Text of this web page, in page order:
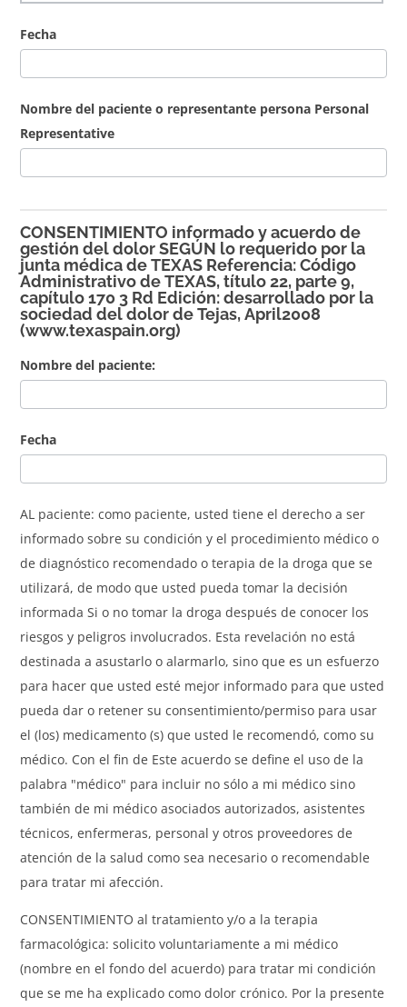
Fecha
Nombre del paciente o representante persona Personal
Representative
CONSENTIMIENTO informado y acuerdo de
gestión del dolor SEGÚN lo requerido por la
junta médica de TEXAS Referencia: Código
Administrativo de TEXAS, título 22, parte 9,
capítulo 170 3 Rd Edición: desarrollado por la
sociedad del dolor de Tejas, April2008
(www.texaspain.org)
Nombre del paciente:
Fecha
AL paciente: como paciente, usted tiene el derecho a ser
informado sobre su condición y el procedimiento médico o
de diagnóstico recomendado o terapia de la droga que se
utilizará, de modo que usted pueda tomar la decisión
informada Si o no tomar la droga después de conocer los
riesgos y peligros involucrados. Esta revelación no está
destinada a asustarlo o alarmarlo, sino que es un esfuerzo
para hacer que usted esté mejor informado para que usted
pueda dar o retener su consentimiento/permiso para usar
el (los) medicamento (s) que usted le recomendó, como su
médico. Con el fin de Este acuerdo se define el uso de la
palabra "médico" para incluir no sólo a mi médico sino
también de mi médico asociados autorizados, asistentes
técnicos, enfermeras, personal y otros proveedores de
atención de la salud como sea necesario o recomendable
para tratar mi afección.
CONSENTIMIENTO al tratamiento y/o a la terapia
farmacológica: solicito voluntariamente a mi médico
(nombre en el fondo del acuerdo) para tratar mi condición
que se me ha explicado como dolor crónico. Por la presente